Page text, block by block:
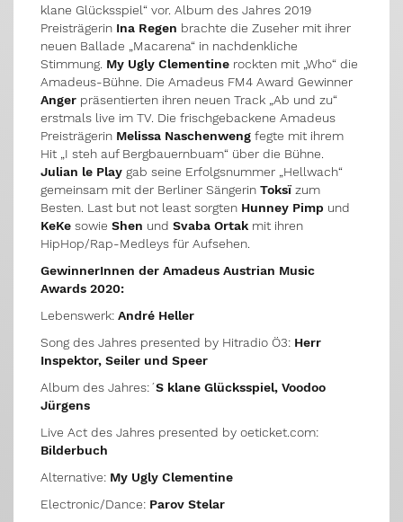
klane Glücksspiel“ vor. Album des Jahres 2019
Preisträgerin Ina Regen brachte die Zuseher mit ihrer
neuen Ballade „Macarena“ in nachdenkliche
Stimmung. My Ugly Clementine rockten mit „Who“ die
Amadeus-Bühne. Die Amadeus FM4 Award Gewinner
Anger präsentierten ihren neuen Track „Ab und zu“
erstmals live im TV. Die frischgebackene Amadeus
Preisträgerin Melissa Naschenweng fegte mit ihrem
Hit „I steh auf Bergbauernbuam“ über die Bühne.
Julian le Play gab seine Erfolgsnummer „Hellwach“
gemeinsam mit der Berliner Sängerin Toksïzum
Besten. Last but not least sorgten Hunney Pimp und
KeKe sowie Shen und Svaba Ortak mit ihren
HipHop/Rap-Medleys für Aufsehen.
GewinnerInnen der Amadeus Austrian Music
Awards 2020:
Lebenswerk: André Heller
Song des Jahres presented by Hitradio Ö3: Herr
Inspektor, Seiler und Speer
Album des Jahres:´S klane Glücksspiel, Voodoo
Jürgens
Live Act des Jahres presented by oeticket.com:
Bilderbuch
Alternative: My Ugly Clementine
Electronic/Dance: Parov Stelar